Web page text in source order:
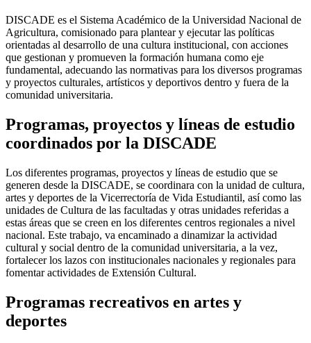
DISCADE es el Sistema Académico de la Universidad Nacional de
Agricultura, comisionado para plantear y ejecutar las políticas
orientadas al desarrollo de una cultura institucional, con acciones
que gestionan y promueven la formación humana como eje
fundamental, adecuando las normativas para los diversos programas
y proyectos culturales, artísticos y deportivos dentro y fuera de la
comunidad universitaria.
Programas, proyectos y líneas de estudio
coordinados por la DISCADE
Los diferentes programas, proyectos y líneas de estudio que se
generen desde la DISCADE, se coordinara con la unidad de cultura,
artes y deportes de la Vicerrectoría de Vida Estudiantil, así como las
unidades de Cultura de las facultadas y otras unidades referidas a
estas áreas que se creen en los diferentes centros regionales a nivel
nacional. Este trabajo, va encaminado a dinamizar la actividad
cultural y social dentro de la comunidad universitaria, a la vez,
fortalecer los lazos con institucionales nacionales y regionales para
fomentar actividades de Extensión Cultural.
Programas recreativos en artes y
deportes